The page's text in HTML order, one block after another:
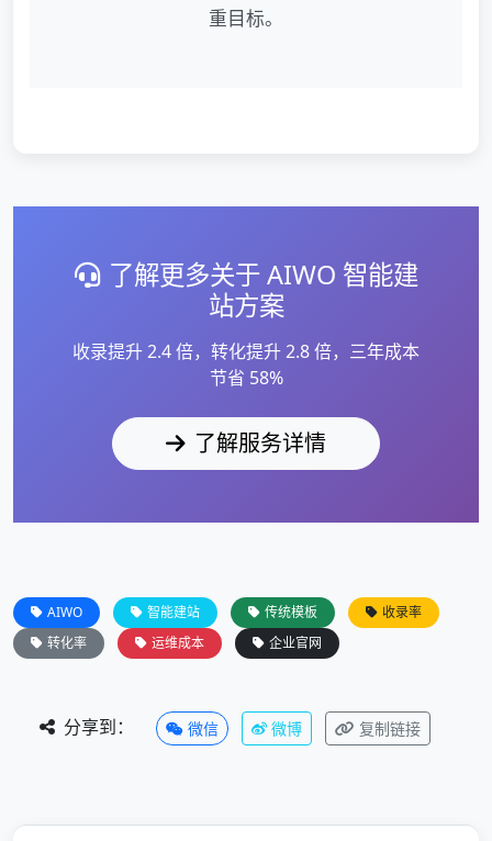
重目标。
了解更多关于 AIWO 智能建
站方案
收录提升 2.4 倍，转化提升 2.8 倍，三年成本
节省 58%
了解服务详情
AIWO 智能建站 传统模板
收录率
转化率
运维成本 企业官网
分享到： 微信 微博 复制链接